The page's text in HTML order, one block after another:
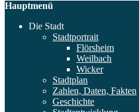
Hauptmenü
Die Stadt
Stadtportrait
Flörsheim
Weilbach
Wicker
Stadtplan
Zahlen, Daten, Fakten
Geschichte